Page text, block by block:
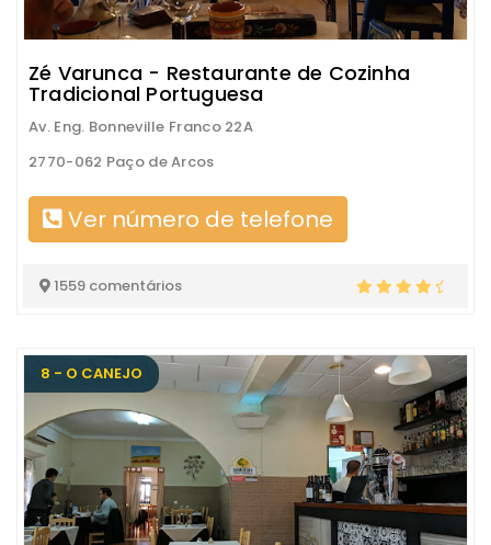
Zé Varunca - Restaurante de Cozinha
Tradicional Portuguesa
Av. Eng. Bonneville Franco 22A
2770-062 Paço de Arcos
Ver número de telefone
1559 comentários
8 - O CANEJO